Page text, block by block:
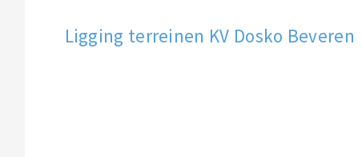
Ligging terreinen KV Dosko Beveren